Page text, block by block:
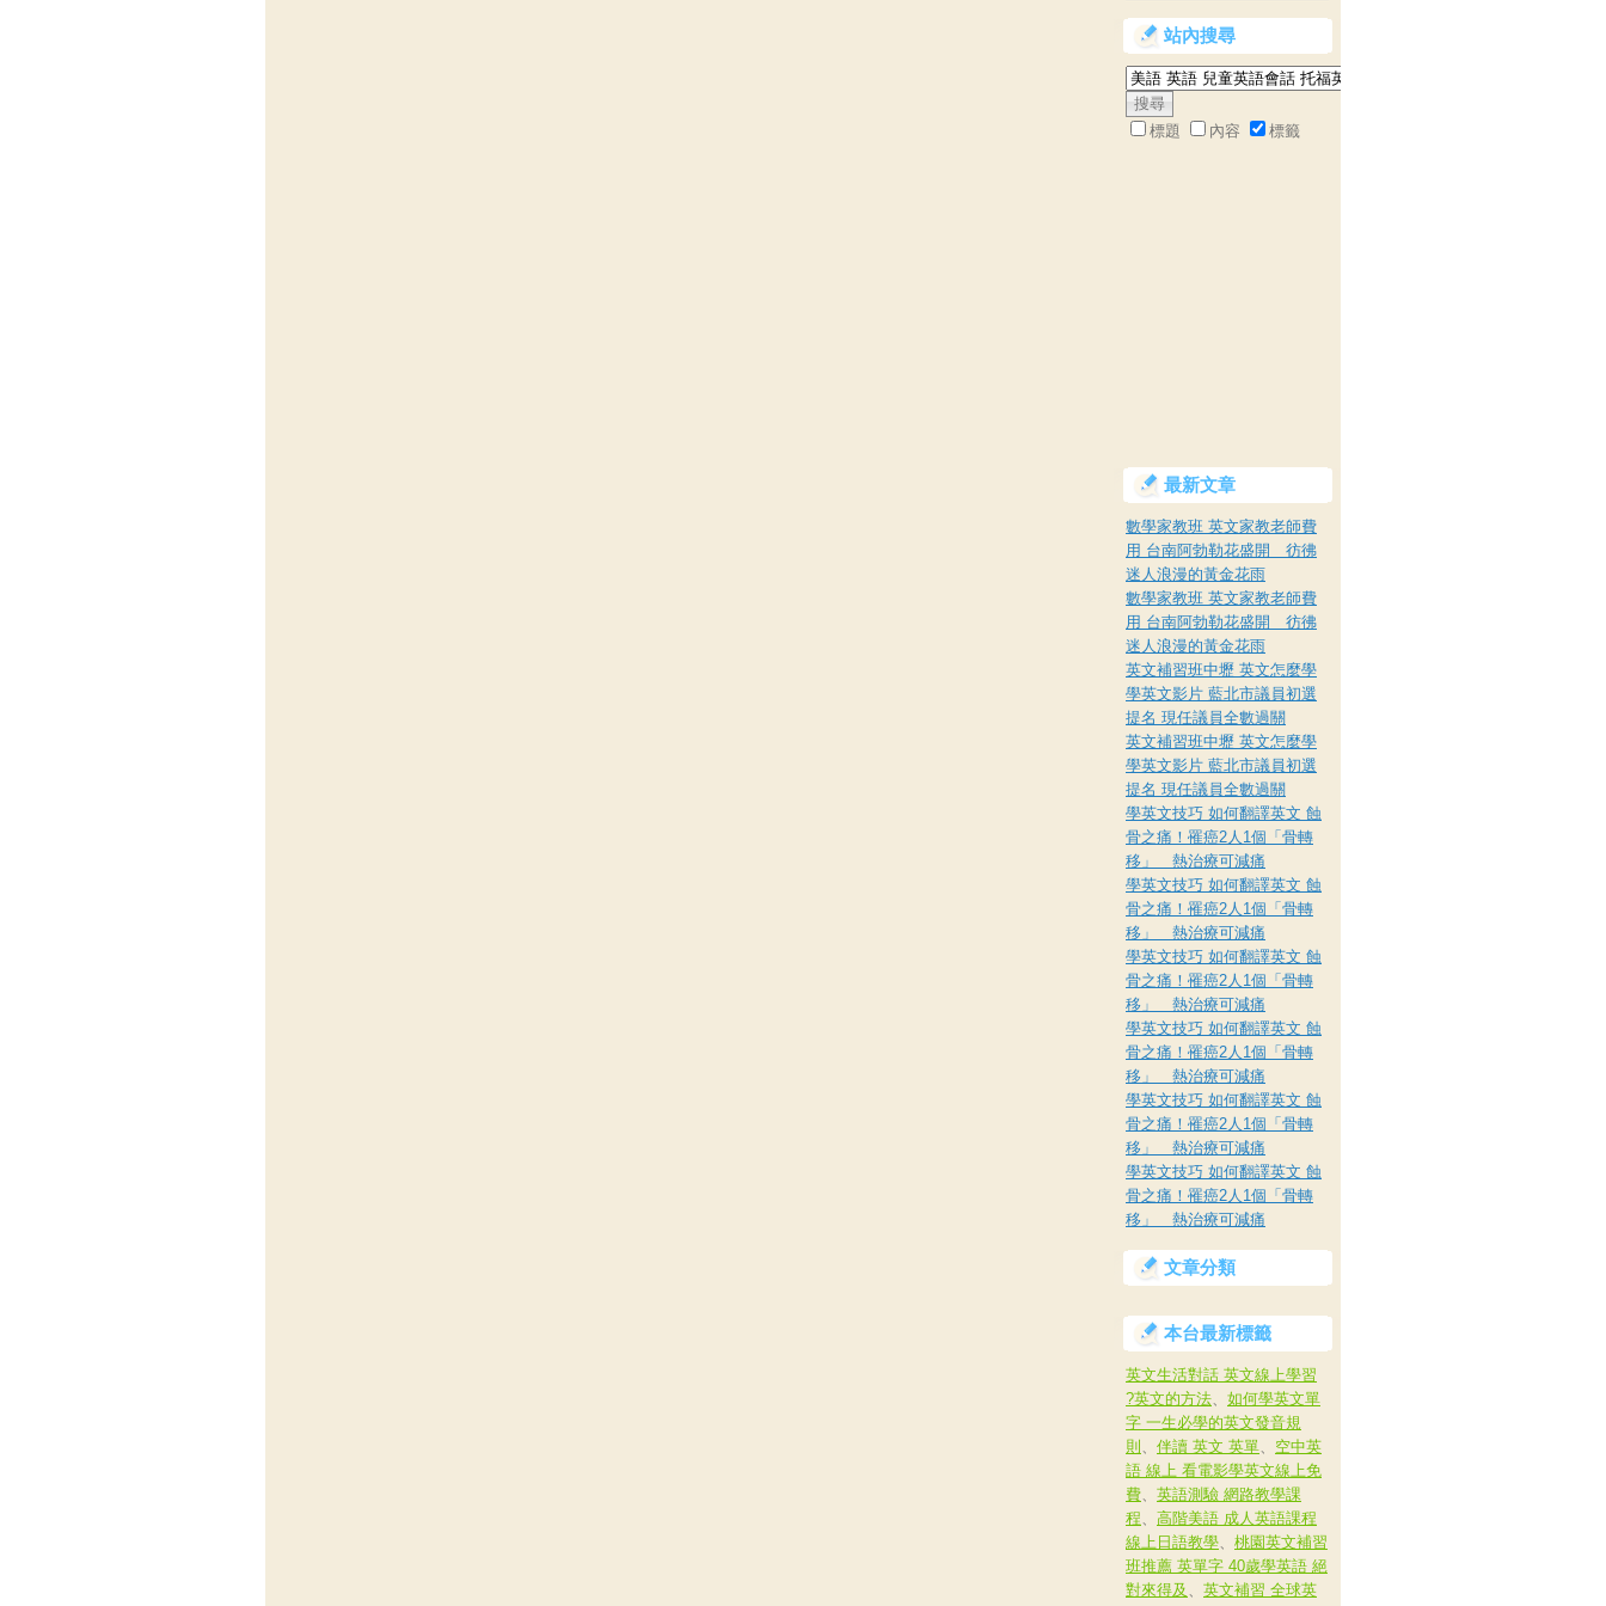
站內搜尋
標題 內容 標籤
最新文章
數學家教班 英文家教老師費
用 台南阿勃勒花盛開 彷彿
迷人浪漫的黃金花雨
數學家教班 英文家教老師費
用 台南阿勃勒花盛開 彷彿
迷人浪漫的黃金花雨
英文補習班中壢 英文怎麼學
學英文影片 藍北市議員初選
提名 現任議員全數過關
英文補習班中壢 英文怎麼學
學英文影片 藍北市議員初選
提名 現任議員全數過關
學英文技巧 如何翻譯英文 蝕
骨之痛！罹癌2人1個「骨轉
移」 熱治療可減痛
學英文技巧 如何翻譯英文 蝕
骨之痛！罹癌2人1個「骨轉
移」 熱治療可減痛
學英文技巧 如何翻譯英文 蝕
骨之痛！罹癌2人1個「骨轉
移」 熱治療可減痛
學英文技巧 如何翻譯英文 蝕
骨之痛！罹癌2人1個「骨轉
移」 熱治療可減痛
學英文技巧 如何翻譯英文 蝕
骨之痛！罹癌2人1個「骨轉
移」 熱治療可減痛
學英文技巧 如何翻譯英文 蝕
骨之痛！罹癌2人1個「骨轉
移」 熱治療可減痛
文章分類
本台最新標籤
英文生活對話 英文線上學習
?英文的方法、 如何學英文單
字 一生必學的英文發音規
則 、 伴讀 英文 英單、 空中英
語 線上 看電影學英文線上免
費、 英語測驗 網路教學課
程、 高階美語 成人英語課程
線上日語教學、 桃園英文補習
班推薦 英單字 40歲學英語 絕
對來得及 、 英文補習 全球英